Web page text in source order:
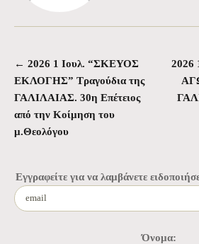
Πλοήγηση άρθρων
← 2026 1 Ιουλ. “ΣΚΕΥΟΣ
ΕΚΛΟΓΗΣ” Τραγούδια της
ΓΑΛΙΛΑΙΑΣ. 30η Επέτειος
από την Κοίμηση του
μ.Θεολόγου
Εγγραφείτε για να λαμβάνετε
Όνομα: